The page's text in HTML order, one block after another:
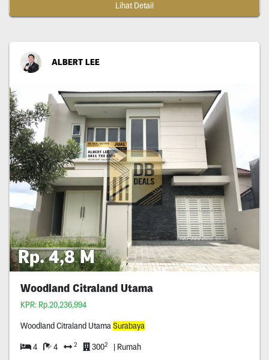
Lihat Detail
ALBERT LEE
Rp. 4,8 M
Woodland Citraland Utama
KPR: Rp.20,236,994
Woodland Citraland UtamaSurabaya
4 4 2 3002 | Rumah